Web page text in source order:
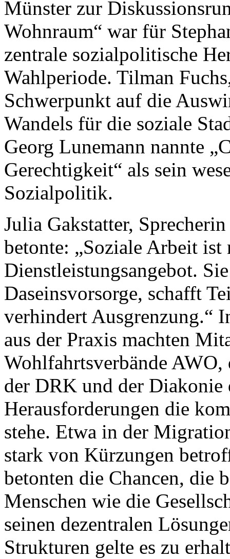
Münster zur
Wohnraum“ war für
zentrale sozialpolitische
Wahlperiode. Tilman
Schwerpunkt auf die
Wandels für die soziale
Georg Lunemann nannte
Gerechtigkeit“ als sein
Sozialpolitik.
Julia Gakstatter,
betonte: „Soziale Arbeit
Dienstleistungsangebot.
Daseinsvorsorge, schafft
verhindert Ausgrenzung.“
aus der Praxis machten
Wohlfahrtsverbände
der DRK und der
Herausforderungen die
stehe. Etwa in der
stark von Kürzungen
betonten die Chancen, die
Menschen wie die
seinen dezentralen
Strukturen gelte es zu